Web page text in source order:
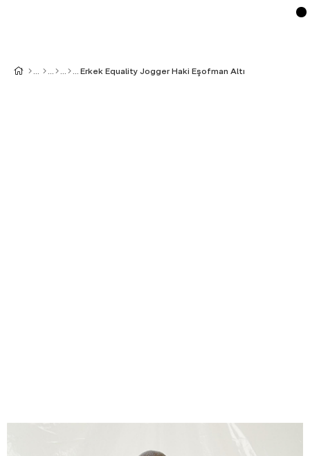
Erkek Equality Jogger Haki Eşofman Altı